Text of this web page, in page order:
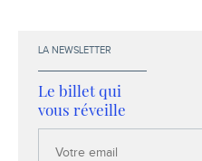
LA NEWSLETTER
Le billet qui
vous réveille
Votre
email